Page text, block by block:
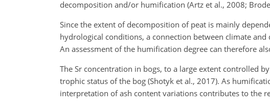
decomposition and/or humification (Artz et al., 2008;
Since the extent of decomposition of peat is mainly
hydrological conditions, a connection between climate
An assessment of the humification degree can therefore
The Sr concentration in bogs, to a large extent controlled
trophic status of the bog (Shotyk et al., 2017). As
interpretation of ash content variations contributes to the